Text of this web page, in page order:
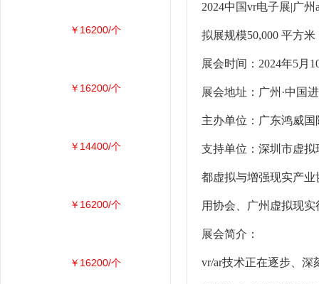
2024中国vr电子展|广州
拟展规模50,000 平方
展会时间：2024年5月
展会地址：广州·中国
主办单位：广东鸿威
支持单位：深圳市虚
都虚拟与增强现实产
用协会、广州虚拟现
展会简介：
vr/ar技术正在逐步、
￥16200/个
￥16200/个
￥14400/个
￥16200/个
￥16200/个